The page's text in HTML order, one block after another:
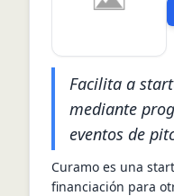
Facilita a
mediante
eventos de
Curamo es una
financiación para